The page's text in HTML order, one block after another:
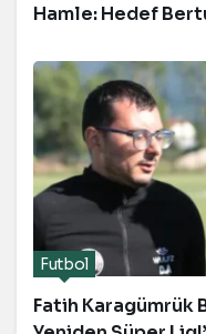
Hamle: Hedef
Futbol
Fatih Karagümrük